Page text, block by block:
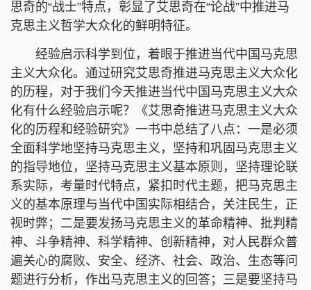
思奇的“战士”特点，彰显了艾思奇在“论战”中推进马
克思主义哲学大众化的鲜明特征。
经验启示科学到位，着眼于推进当代中国马克思
主义大众化。通过研究艾思奇推进马克思主义大众化
的历程，对于我们今天推进当代中国马克思主义大众
化有什么经验启示呢？《艾思奇推进马克思主义大众
化的历程和经验研究》一书中总结了八点：一是必须
全面科学地坚持马克思主义，坚持和巩固马克思主义
的指导地位，坚持马克思主义基本原则，坚持理论联
系实际，考量时代特点，紧扣时代主题，把马克思主
义的基本原理与当代中国实际相结合，关注民生，正
视时弊；二是要发扬马克思主义的革命精神、批判精
神、斗争精神、科学精神、创新精神，对人民群众普
遍关心的腐败、安全、经济、社会、政治、生态等问
题进行分析，作出马克思主义的回答；三是要坚持马